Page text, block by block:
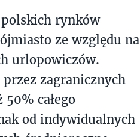
polskich rynków
ze względu na
urlopowiczów.
zagranicznych
całego
od indywidualnych